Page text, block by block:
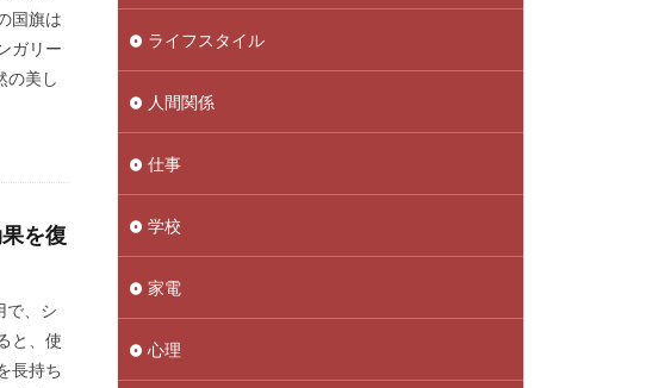
国旗は
ガリー
の美し
を復
で、シ
と、使
長持ち
ライフスタイル
人間関係
仕事
学校
家電
心理